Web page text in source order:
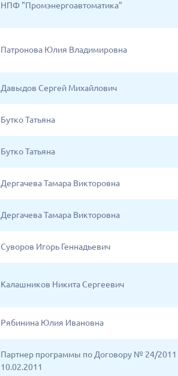
НПФ "Промэнергоавтоматика"
Патронова Юлия Владимировна
Давыдов Сергей Михайлович
Бутко Татьяна
Бутко Татьяна
Дергачева Тамара Викторовна
Дергачева Тамара Викторовна
Суворов Игорь Геннадьевич
Калашников Никита Сергеевич
Рябинина Юлия Ивановна
Партнер программы по Договору № 24/2011
10.02.2011